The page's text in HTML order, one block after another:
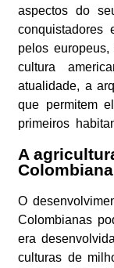
aspectos do
pelos
cultura
atualidade, a
que permitem
primeiros
A
Colombiana
O
Colombianas
era
culturas de